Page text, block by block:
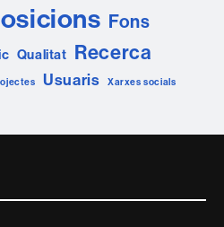
Fons
Qualitat Recerca
Usuaris Xarxes socials